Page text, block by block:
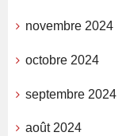
novembre 2024
octobre 2024
septembre 2024
août 2024